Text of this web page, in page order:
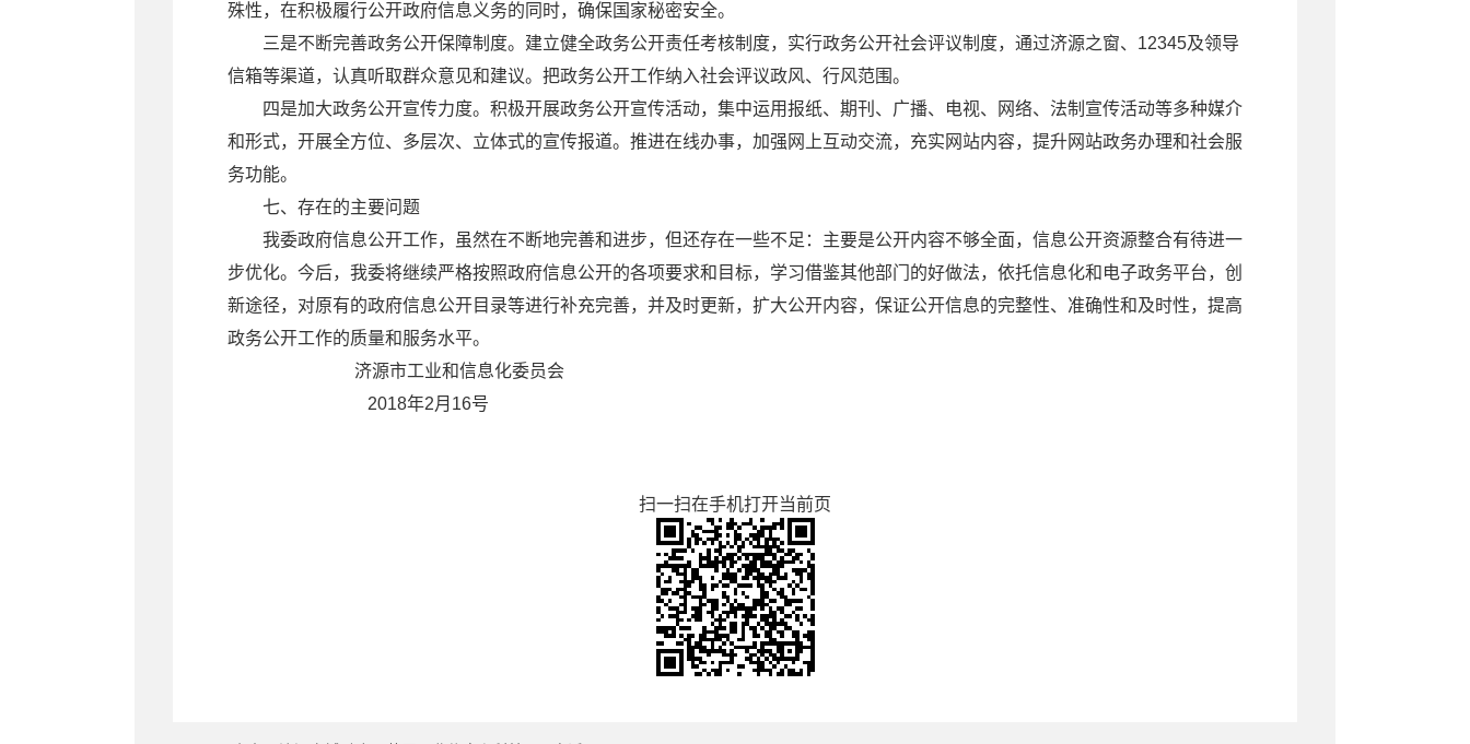
殊性，在积极履行公开政府信息义务的同时，确保国家秘密安全。
三是不断完善政务公开保障制度。建立健全政务公开责任考核制度，实行政务公开社会评议制度，通过济源之窗、12345及领导
信箱等渠道，认真听取群众意见和建议。把政务公开工作纳入社会评议政风、行风范围。
四是加大政务公开宣传力度。积极开展政务公开宣传活动，集中运用报纸、期刊、广播、电视、网络、法制宣传活动等多种媒介
和形式，开展全方位、多层次、立体式的宣传报道。推进在线办事，加强网上互动交流，充实网站内容，提升网站政务办理和社会服
务功能。
七、存在的主要问题
我委政府信息公开工作，虽然在不断地完善和进步，但还存在一些不足：主要是公开内容不够全面，信息公开资源整合有待进一
步优化。今后，我委将继续严格按照政府信息公开的各项要求和目标，学习借鉴其他部门的好做法，依托信息化和电子政务平台，创
新途径，对原有的政府信息公开目录等进行补充完善，并及时更新，扩大公开内容，保证公开信息的完整性、准确性和及时性，提高
政务公开工作的质量和服务水平。
济源市工业和信息化委员会
2018年2月16号
扫一扫在手机打开当前页